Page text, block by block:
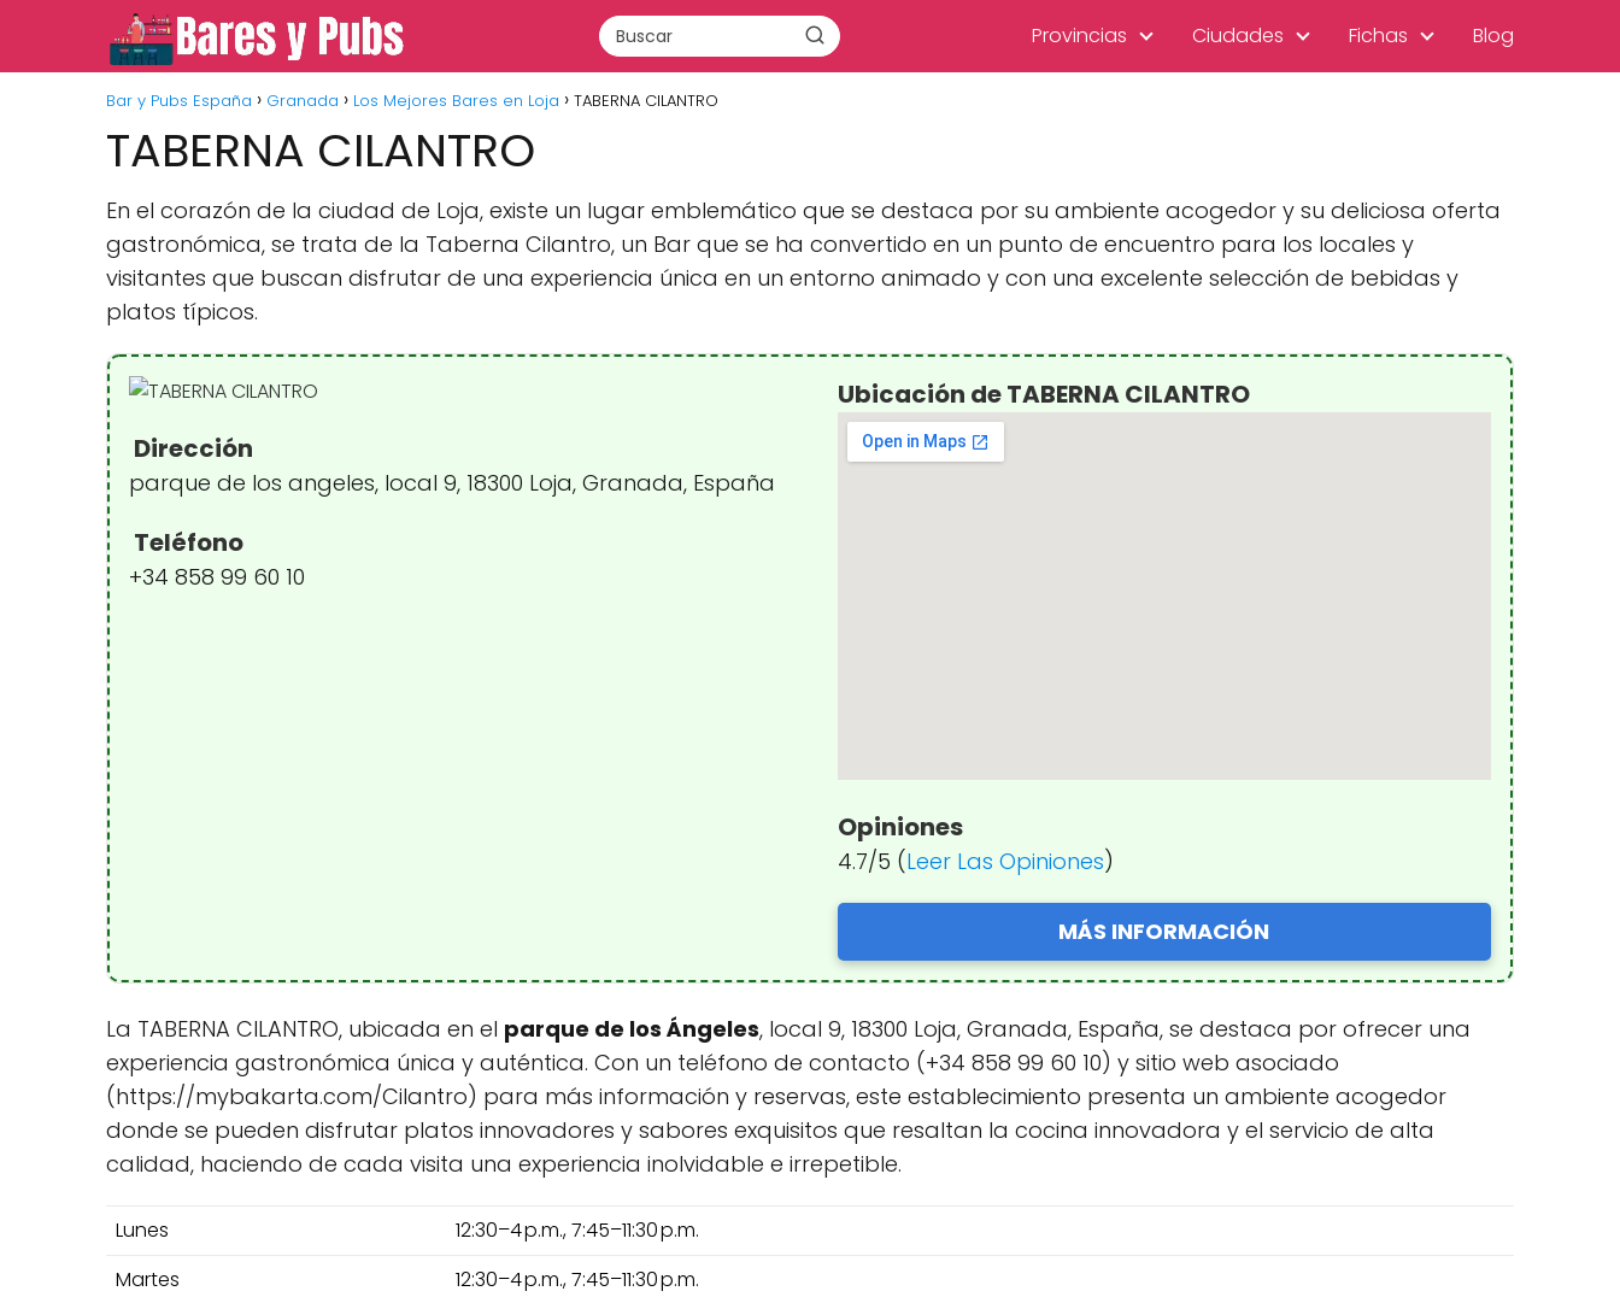
Provincias Ciudades Fichas Blog
Bar y Pubs España Granada Los Mejores Bares en Loja TABERNA CILANTRO
TABERNA CILANTRO
En el corazón de la ciudad de Loja, existe un lugar emblemático que se destaca por su ambiente acogedor y su deliciosa oferta
gastronómica, se trata de la Taberna Cilantro, un Bar que se ha convertido en un punto de encuentro para los locales y
visitantes que buscan disfrutar de una experiencia única en un entorno animado y con una excelente selección de bebidas y
platos típicos.
Dirección
parque de los angeles, local 9, 18300 Loja, Granada, España
Teléfono
+34 858 99 60 10
Ubicación de TABERNA CILANTRO
Opiniones
4.7/5 (Leer Las Opiniones)
MÁS INFORMACIÓN
La TABERNA CILANTRO, ubicada en el parque de los Ángeles, local 9, 18300 Loja, Granada, España, se destaca por ofrecer una
experiencia gastronómica única y auténtica. Con un teléfono de contacto (+34 858 99 60 10) y sitio web asociado
(https://mybakarta.com/Cilantro) para más información y reservas, este establecimiento presenta un ambiente acogedor
donde se pueden disfrutar platos innovadores y sabores exquisitos que resaltan la cocina innovadora y el servicio de alta
calidad, haciendo de cada visita una experiencia inolvidable e irrepetible.
Lunes
12:30–4 p.m., 7:45–11:30 p.m.
Martes
12:30–4 p.m., 7:45–11:30 p.m.